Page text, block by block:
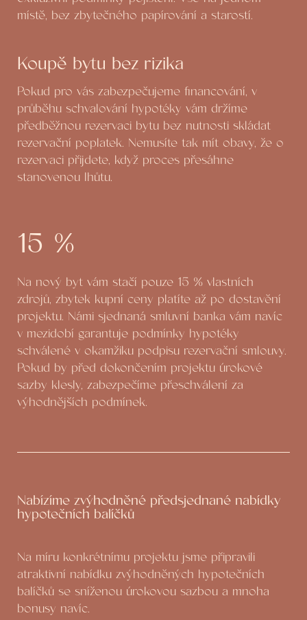
místě, bez zbytečného papírování a starostí.
Koupě bytu bez rizika
Pokud pro vás zabezpečujeme financování, v
průběhu schvalování hypotéky vám držíme
předběžnou rezervaci bytu bez nutnosti skládat
rezervační poplatek. Nemusíte tak mít obavy, že o
rezervaci přijdete, když proces přesáhne
stanovenou lhůtu.
15 %
Na nový byt vám stačí pouze 15 % vlastních
zdrojů, zbytek kupní ceny platíte až po dostavění
projektu. Námi sjednaná smluvní banka vám navíc
v mezidobí garantuje podmínky hypotéky
schválené v okamžiku podpisu rezervační smlouvy.
Pokud by před dokončením projektu úrokové
sazby klesly, zabezpečíme přeschválení za
výhodnějších podmínek.
Nabízíme zvýhodněné předsjednané nabídky
hypotečních balíčků
Na míru konkrétnímu projektu jsme připravili
atraktivní nabídku zvýhodněných hypotečních
balíčků se sníženou úrokovou sazbou a mnoha
bonusy navíc.